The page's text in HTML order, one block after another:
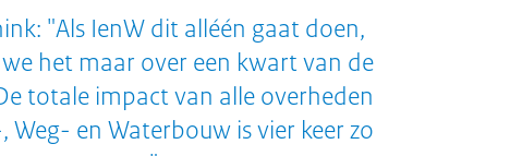
"Als IenW dit alléén gaat doen,
het maar over een kwart van de
totale impact van alle overheden
Weg- en Waterbouw is vier keer zo